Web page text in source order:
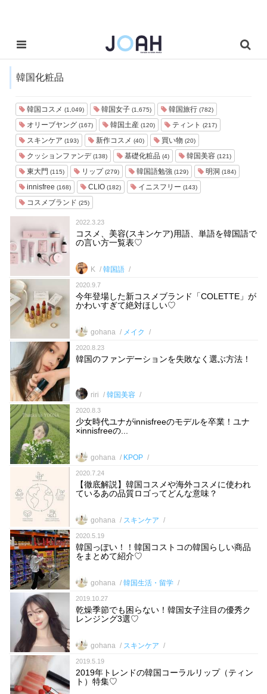
韓国化粧品
韓国コスメ (1,049) 韓国女子 (1,675) 韓国旅行 (782)
オリーブヤング (167) 韓国土産 (120) ティント (217)
スキンケア (193) 新作コスメ (40) 買い物 (20)
クッションファンデ(138) 基礎化粧品 (4) 韓国美容 (121)
東大門 (115) リップ(279) 韓国語勉強 (129) 明洞 (184)
innisfree (168) CLIO (182) イニスフリー (143)
コスメブランド (25)
2022.3.23
コスメ、美容(スキンケア)用語、単語を韓国語で
の言い方一覧表♡
K 韓国語
2020.9.7
今年登場した新コスメブランド「COLETTE」が
かわいすぎて絶対ほしい♡
gohana メイク
2020.8.23
韓国のファンデーションを失敗なく選ぶ方法！
riri 韓国美容
2020.8.3
少女時代ユナがinnisfreeのモデルを卒業！ユナ
×innisfreeの...
gohana KPOP
2020.7.24
【徹底解説】韓国コスメや海外コスメに使われ
ているあの品質ロゴってどんな意味？
gohana スキンケア
2020.5.19
韓国っぽい！！韓国コストコの韓国らしい商品
をまとめて紹介♡
gohana 韓国生活・留学
2019.10.27
乾燥季節でも困らない！韓国女子注目の優秀ク
レンジング3選♡
gohana スキンケア
2019.5.19
2019年トレンドの韓国コーラルリップ（ティン
ト）特集♡